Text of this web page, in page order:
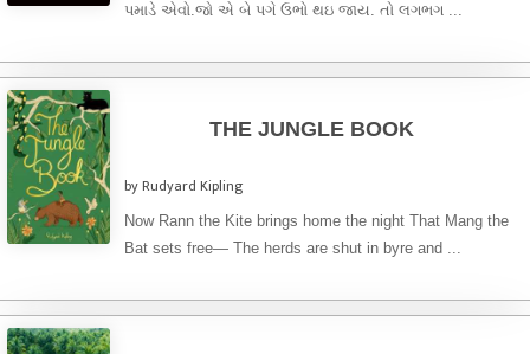
પમાડે એવો.જો એ બે પગે ઉભો થઇ જાય. તો લગભગ ...
THE JUNGLE BOOK
by Rudyard Kipling
Now Rann the Kite brings home the night That Mang the
Bat sets free— The herds are shut in byre and ...